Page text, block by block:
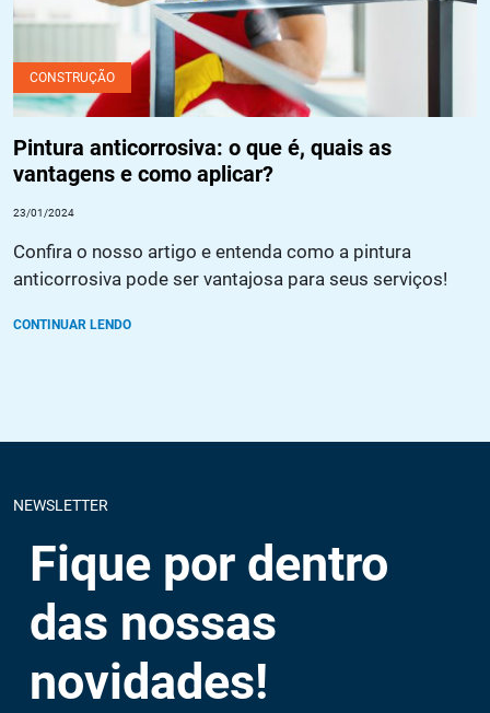
CONSTRUÇÃO
Pintura anticorrosiva: o que é, quais as
vantagens e como aplicar?
23/01/2024
Confira o nosso artigo e entenda como a pintura
anticorrosiva pode ser vantajosa para seus serviços!
CONTINUAR LENDO
NEWSLETTER
Fique por dentro
das nossas
novidades!